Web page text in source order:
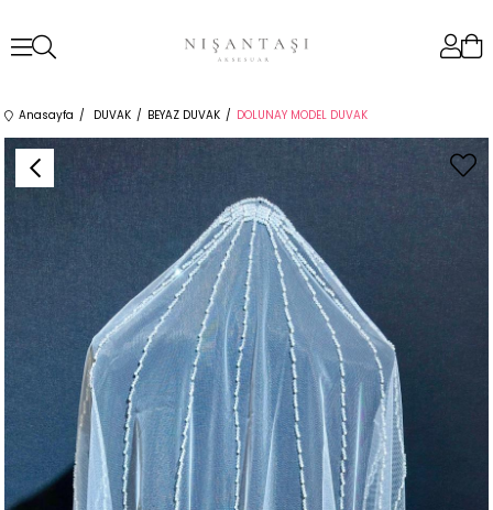
Anasayfa DUVAK BEYAZ DUVAK DOLUNAY MODEL DUVAK